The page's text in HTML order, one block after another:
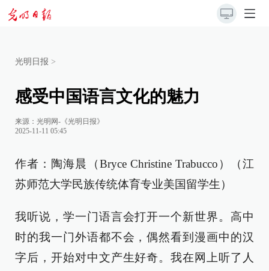
光明日报 >
感受中国语言文化的魅力
来源： 光明网-《光明日报》
2025-11-11 05:45
作者：陶海晨（Bryce Christine Trabucco）（江
苏师范大学民族传统体育专业美国留学生）
我听说，学一门语言会打开一个新世界。高中
时的我一门外语都不会，偶然看到漫画中的汉
字后，开始对中文产生好奇。我在网上听了人